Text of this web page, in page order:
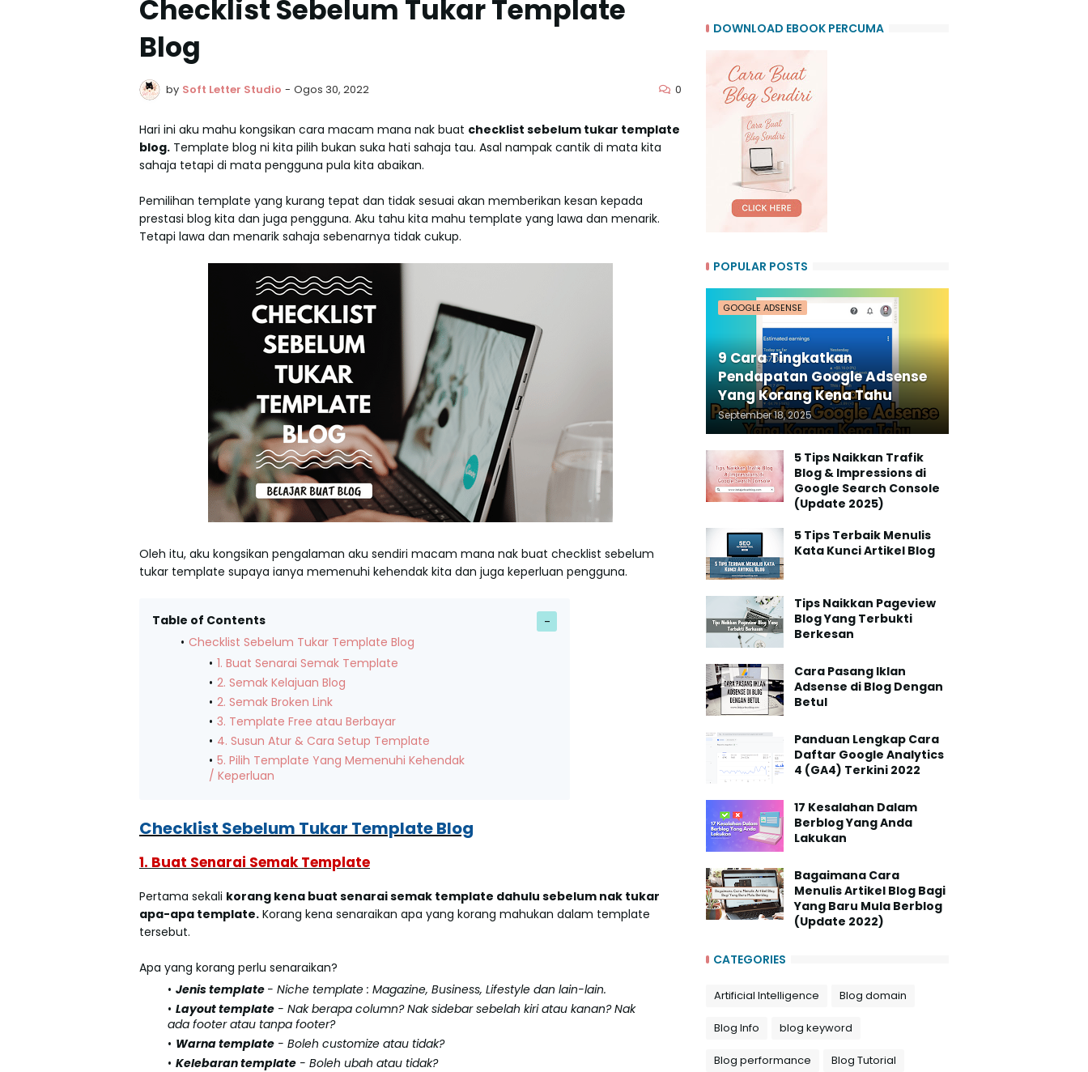
Checklist Sebelum Tukar Template
Blog
by Soft Letter Studio - Ogos 30, 2022 0
Hari ini aku mahu kongsikan cara macam mana nak buat checklist sebelum tukar template
blog. Template blog ni kita pilih bukan suka hati sahaja tau. Asal nampak cantik di mata kita
sahaja tetapi di mata pengguna pula kita abaikan.
Pemilihan template yang kurang tepat dan tidak sesuai akan memberikan kesan kepada
prestasi blog kita dan juga pengguna. Aku tahu kita mahu template yang lawa dan menarik.
Tetapi lawa dan menarik sahaja sebenarnya tidak cukup.
Oleh itu, aku kongsikan pengalaman aku sendiri macam mana nak buat checklist sebelum
tukar template supaya ianya memenuhi kehendak kita dan juga keperluan pengguna.
Table of Contents
Checklist Sebelum Tukar Template Blog
1. Buat Senarai Semak Template
2. Semak Kelajuan Blog
2. Semak Broken Link
3. Template Free atau Berbayar
4. Susun Atur & Cara Setup Template
5. Pilih Template Yang Memenuhi Kehendak
/ Keperluan
Checklist Sebelum Tukar Template Blog
1. Buat Senarai Semak Template
Pertama sekali korang kena buat senarai semak template dahulu sebelum nak tukar
apa-apa template. Korang kena senaraikan apa yang korang mahukan dalam template
tersebut.
Apa yang korang perlu senaraikan?
Jenis template - Niche template : Magazine, Business, Lifestyle dan lain-lain.
Layout template - Nak berapa column? Nak sidebar sebelah kiri atau kanan? Nak
ada footer atau tanpa footer?
Warna template - Boleh customize atau tidak?
Kelebaran template - Boleh ubah atau tidak?
DOWNLOAD EBOOK PERCUMA
POPULAR POSTS
GOOGLE ADSENSE
9 Cara Tingkatkan
Pendapatan Google Adsense
Yang Korang Kena Tahu
September 18, 2025
5 Tips Naikkan Trafik
Blog & Impressions di
Google Search Console
(Update 2025)
5 Tips Terbaik Menulis
Kata Kunci Artikel Blog
Tips Naikkan Pageview
Blog Yang Terbukti
Berkesan
Cara Pasang Iklan
Adsense di Blog Dengan
Betul
Panduan Lengkap Cara
Daftar Google Analytics
4 (GA4) Terkini 2022
17 Kesalahan Dalam
Berblog Yang Anda
Lakukan
Bagaimana Cara
Menulis Artikel Blog Bagi
Yang Baru Mula Berblog
(Update 2022)
CATEGORIES
Artificial Intelligence Blog domain
Blog Info blog keyword
Blog performance Blog Tutorial